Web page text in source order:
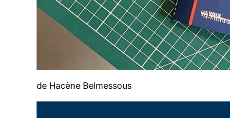
de Hacène Belmessous